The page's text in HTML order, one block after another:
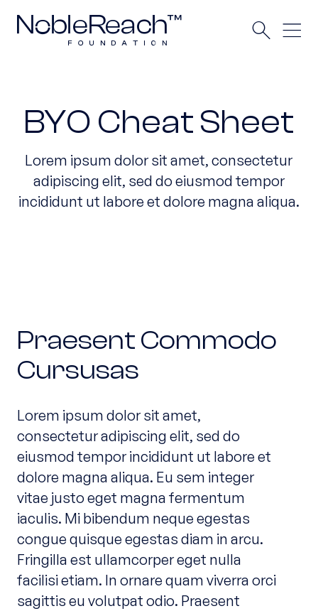
BYO Cheat Sheet
Lorem ipsum dolor sit amet, consectetur
adipiscing elit, sed do eiusmod tempor
incididunt ut labore et dolore magna aliqua.
Praesent Commodo
Cursusas
Lorem ipsum dolor sit amet,
consectetur adipiscing elit, sed do
eiusmod tempor incididunt ut labore et
dolore magna aliqua. Eu sem integer
vitae justo eget magna fermentum
iaculis. Mi bibendum neque egestas
congue quisque egestas diam in arcu.
Fringilla est ullamcorper eget nulla
facilisi etiam. In ornare quam viverra orci
sagittis eu volutpat odio. Praesent